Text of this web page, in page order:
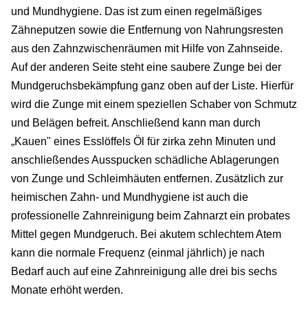
und Mundhygiene. Das ist zum einen regelmäßiges
Zähneputzen sowie die Entfernung von Nahrungsresten
aus den Zahnzwischenräumen mit Hilfe von Zahnseide.
Auf der anderen Seite steht eine saubere Zunge bei der
Mundgeruchsbekämpfung ganz oben auf der Liste. Hierfür
wird die Zunge mit einem speziellen Schaber von Schmutz
und Belägen befreit. Anschließend kann man durch
„Kauen" eines Esslöffels Öl für zirka zehn Minuten und
anschließendes Ausspucken schädliche Ablagerungen
von Zunge und Schleimhäuten entfernen. Zusätzlich zur
heimischen Zahn- und Mundhygiene ist auch die
professionelle Zahnreinigung beim Zahnarzt ein probates
Mittel gegen Mundgeruch. Bei akutem schlechtem Atem
kann die normale Frequenz (einmal jährlich) je nach
Bedarf auch auf eine Zahnreinigung alle drei bis sechs
Monate erhöht werden.